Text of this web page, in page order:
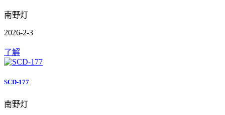
南野灯
2026-2-3
了解
SCD-177
南野灯